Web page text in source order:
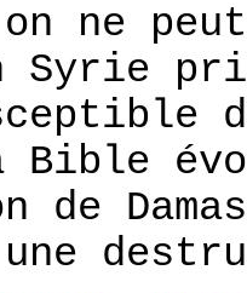
on ne
Syrie
Bible
de